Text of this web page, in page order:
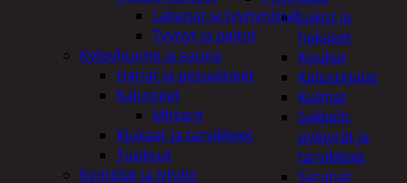
Lukot ja
hakaset
Koukut
Kalustejalat
Kulmat
Sakkelit,
pylpyrät ja
tarvikkeet
Saranat
Lakanat ja tyynynlinat
Tyynyt ja peitot
Kylpyhuone ja sauna
Harjat ja pesuaineet
Kalusteet
Mittarit
Kiukaat ja tarvikkeet
Tuoksut
Kynttilät ja lyhdyt